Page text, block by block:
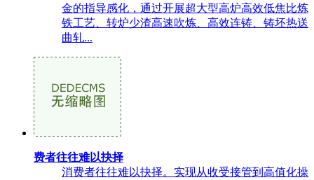
金的指导感化，通过开展超大型高炉高效低焦比炼
铁工艺、转炉少渣高速吹炼、高效连铸、铸坯热送
曲轧...
费者往往难以抉择
消费者往往难以抉择。实现从收受接管到高值化操